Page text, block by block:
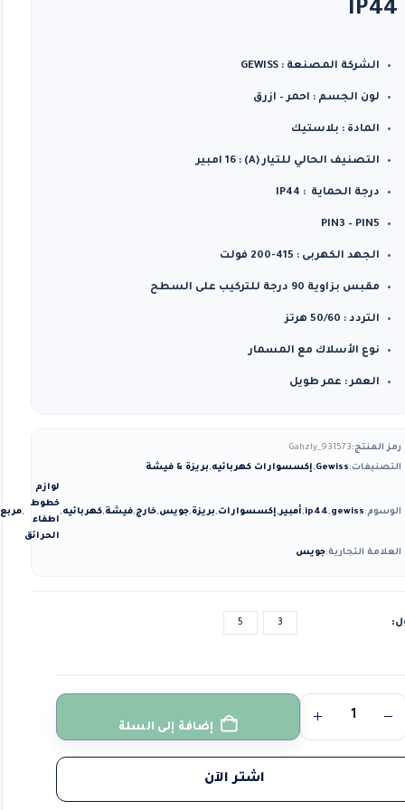
IP44
الشركة المصنعة : GEWISS
لون الجسم : احمر – ازرق
المادة : بلاستيك
التصنيف الحالي للتيار (A) : 16 امبير
درجة الحماية : IP44
PIN3 – PIN5
الجهد الكهربى : 415-200 فولت
مقبس بزاوية 90 درجة للتركيب على السطح
التردد : 50/60 هرتز
نوع الأسلاك مع المسمار
العمر : عمر طويل
رمز المنتج:Gahzly_931573
التصنيفات:Gewiss
,إكسسوارات كهربائيه,بريزة & فيشة
الوسوم:gewiss
,
ip44
,أمبير,إكسسوارات,بريزة,جويس,خارج,فيشة,كهربائيه,
لوازم
خطوط
اطفاء
الحرائق
,مربع
العلامة التجارية:جويس
3
5
إضافة إلى السلة
اشتر الآن